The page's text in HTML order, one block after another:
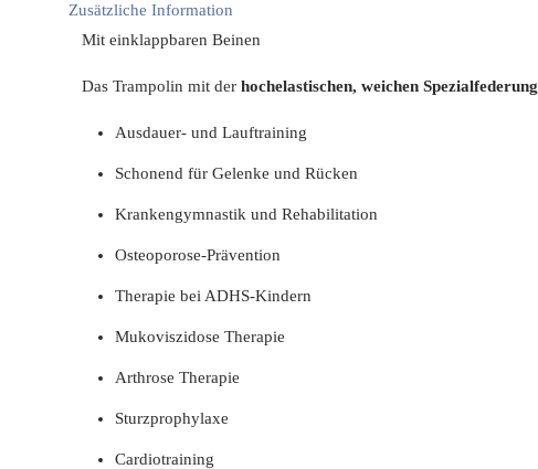
Zusätzliche Information
Mit einklappbaren Beinen
Das Trampolin mit derhochelastischen, weichen Spezialfederung
Ausdauer- und Lauftraining
Schonend für Gelenke und Rücken
Krankengymnastik und Rehabilitation
Osteoporose-Prävention
Therapie bei ADHS-Kindern
Mukoviszidose Therapie
Arthrose Therapie
Sturzprophylaxe
Cardiotraining